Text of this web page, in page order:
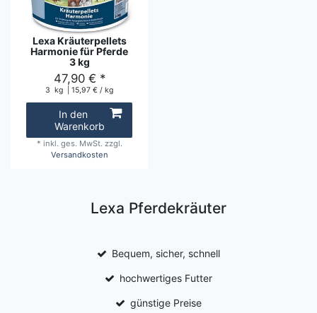
Lexa Kräuterpellets
Harmonie für Pferde
3 kg
47,90 € *
3 kg | 15,97 € / kg
In den
Warenkorb
* inkl. ges. MwSt. zzgl.
Versandkosten
Lexa Pferdekräuter
Bequem, sicher, schnell
hochwertiges Futter
günstige Preise